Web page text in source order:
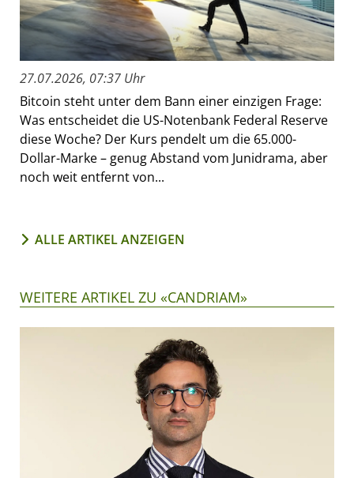
27.07.2026, 07:37 Uhr
Bitcoin steht unter dem Bann einer einzigen Frage:
Was entscheidet die US-Notenbank Federal Reserve
diese Woche? Der Kurs pendelt um die 65.000-
Dollar-Marke – genug Abstand vom Junidrama, aber
noch weit entfernt von...
ALLE ARTIKEL ANZEIGEN
WEITERE ARTIKEL ZU «CANDRIAM»